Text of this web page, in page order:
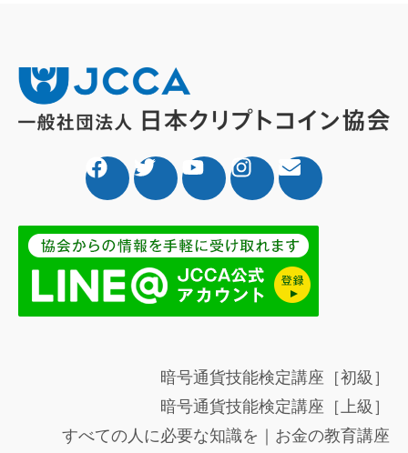
暗号通貨技能検定講座［初級］
暗号通貨技能検定講座［上級］
すべての人に必要な知識を｜お金の教育講座